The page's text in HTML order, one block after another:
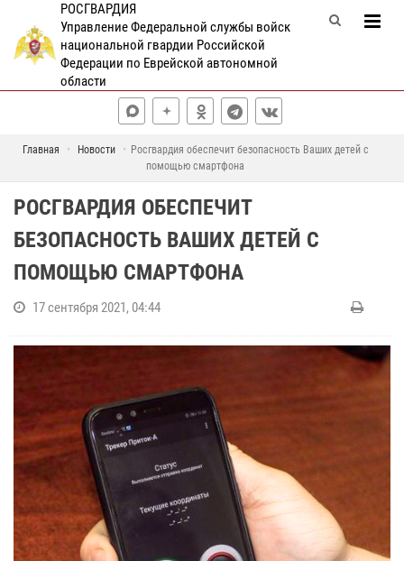
РОСГВАРДИЯ
Управление Федеральной службы войск
национальной гвардии Российской
Федерации по Еврейской автономной
области
Главная Новости
Росгвардия обеспечит безопасность Ваших детей с
помощью смартфона
РОСГВАРДИЯ ОБЕСПЕЧИТ
БЕЗОПАСНОСТЬ ВАШИХ ДЕТЕЙ С
ПОМОЩЬЮ СМАРТФОНА
17 сентября 2021, 04:44